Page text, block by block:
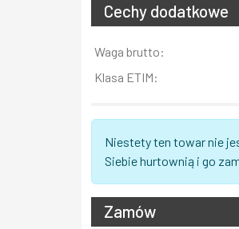
Cechy dodatkowe
Informacja
Wartość
Waga brutto:
Klasa ETIM:
Niestety ten towar nie
Siebie hurtownią i go
Zamów